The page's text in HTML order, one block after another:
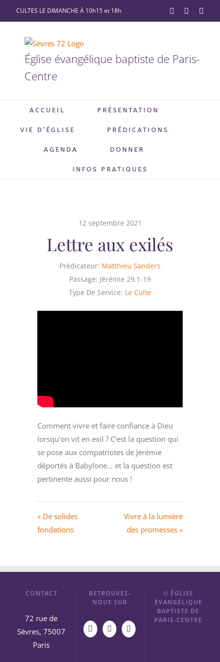
Passer
au
CULTES LE DIMANCHE À 10h15 et 18h YouTubeFacebook
Église évangélique baptiste de Paris-
Centre
ACCUEIL PRÉSENTATION
VIE D’ÉGLISE PRÉDICATIONS
AGENDA DONNER
INFOS PRATIQUES
12 septembre 2021
Lettre aux exilés
Prédicateur: Matthieu Sanders
Passage: Jérémie 29.1-19
Type De Service: Le Culte
Comment vivre et faire confiance à Dieu
lorsqu’on vit en exil ? C’est la question qui
se pose aux compatriotes de Jérémie
déportés à Babylone… et la question est
pertinente aussi pour nous !
« De solides
fondations
Vivre à la lumière
des promesses »
CONTACT
72 rue de
Sèvres, 75007
Paris
RETROUVEZ-
NOUS SUR
© ÉGLISE
ÉVANGÉLIQUE
BAPTISTE DE
PARIS-CENTRE